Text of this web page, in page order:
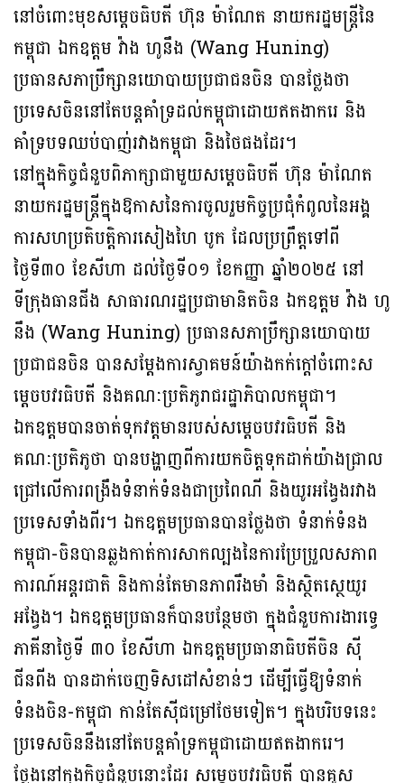
នៅចំពោះមុខសម្តេចធិបតី ហ៊ុន ម៉ាណែត នាយករដ្ឋមន្រ្តីនៃ
កម្ពុជា ឯកឧត្តម វ៉ាង ហូនឹង (Wang Huning)
ប្រធានសភាប្រឹក្សានយោបាយប្រជាជនចិន បានថ្លែងថា
ប្រទេសចិននៅតែបន្តគាំទ្រដល់កម្ពុជាដោយឥតងាករេ និង
គាំទ្របទឈប់បាញ់រវាងកម្ពុជា និងថៃផងដែរ។
នៅក្នុងកិច្ចជំនួបពិភាក្សាជាមួយសម្តេចធិបតី ហ៊ុន ម៉ាណែត
នាយករដ្ឋមន្រ្តីក្នុងឱកាសនៃការចូលរួមកិច្ចប្រជុំកំពូលនៃអង្គ
ការសហប្រតិបត្តិការសៀងហៃ បូក ដែលប្រព្រឹត្តទៅពី
ថ្ងៃទី៣០ ខែសីហា ដល់ថ្ងៃទី០១ ខែកញ្ញា ឆ្នាំ២០២៥ នៅ
ទីក្រុងធានជីង សាធារណរដ្ឋប្រជាមានិតចិន ឯកឧត្តម វ៉ាង ហូ
នឹង (Wang Huning) ប្រធានសភាប្រឹក្សានយោបាយ
ប្រជាជនចិន បានសម្តែងការស្វាគមន៍យ៉ាងកក់ក្តៅចំពោះស
ម្តេចបវរធិបតី និងគណៈប្រតិភូរាជរដ្ឋាភិបាលកម្ពុជា។
ឯកឧត្តមបានចាត់ទុកវត្តមានរបស់សម្តេចបវរធិបតី និង
គណៈប្រតិភូថា បានបង្ហាញពីការយកចិត្តទុកដាក់យ៉ាងជ្រាល
ជ្រៅលើការពង្រឹងទំនាក់ទំនងជាប្រពៃណី និងយូរអង្វែងរវាង
ប្រទេសទាំងពីរ។ ឯកឧត្តមប្រធានបានថ្លែងថា ទំនាក់ទំនង
កម្ពុជា-ចិនបានឆ្លងកាត់ការសាកល្បងនៃការប្រែប្រួលសភាព
ការណ៍អន្តរជាតិ និងកាន់តែមានភាពរឹងមាំ និងស្ថិតស្ថេយូរ
អង្វែង។ ឯកឧត្តមប្រធានក៏បានបន្ថែមថា ក្នុងជំនួបការងារទ្វេ
ភាគីនាថ្ងៃទី ៣០ ខែសីហា ឯកឧត្តមប្រធានាធិបតីចិន ស៊ី
ជីនពីង បានដាក់ចេញទិសដៅសំខាន់ៗ ដើម្បីធ្វើឱ្យទំនាក់
ទំនងចិន-កម្ពុជា កាន់តែស៊ីជម្រៅថែមទៀត។ ក្នុងបរិបទនេះ
ប្រទេសចិននឹងនៅតែបន្តគាំទ្រកម្ពុជាដោយឥតងាករេ។
ថ្លែងនៅក្នុងកិច្ចជំនួបនោះដែរ សម្តេចបវរធិបតី បានគូស